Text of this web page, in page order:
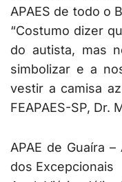
APAES de todo o
“Costumo dizer
do autista, mas
simbolizar e a
vestir a camisa
FEAPAES-SP, Dr.
APAE de Guaíra
dos Excepcionais